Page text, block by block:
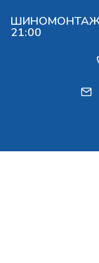
ШИНОМОНТАЖ
21:00